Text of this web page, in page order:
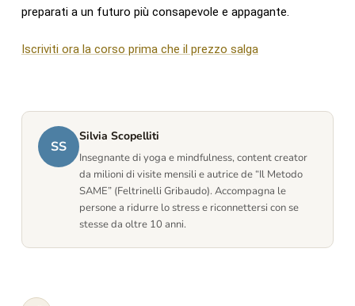
preparati a un futuro più consapevole e appagante.
Iscriviti ora la corso prima che il prezzo salga
SS
Silvia Scopelliti
Insegnante di yoga e mindfulness, content creator
da milioni di visite mensili e autrice de “Il Metodo
SAME” (Feltrinelli Gribaudo). Accompagna le
persone a ridurre lo stress e riconnettersi con se
stesse da oltre 10 anni.